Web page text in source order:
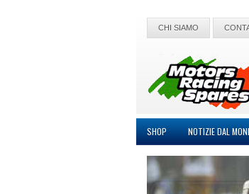
CHI SIAMO
SHOP NOTIZIE DAL